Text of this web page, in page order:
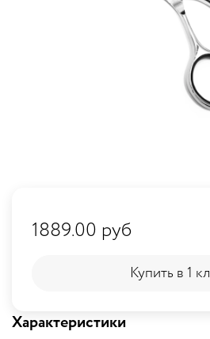
Характеристики
1889.00 руб
Купить в 1
Купить в 1